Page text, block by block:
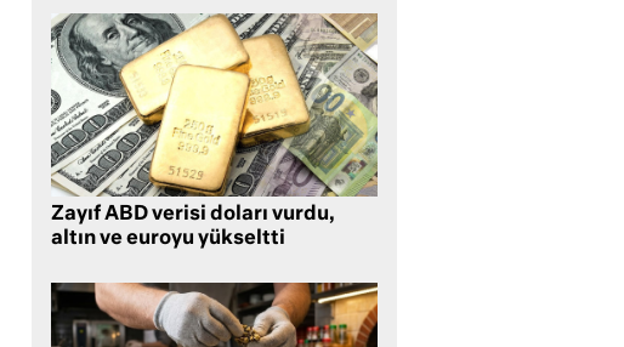
Zayıf ABD verisi doları vurdu,
altın ve euroyu yükseltti